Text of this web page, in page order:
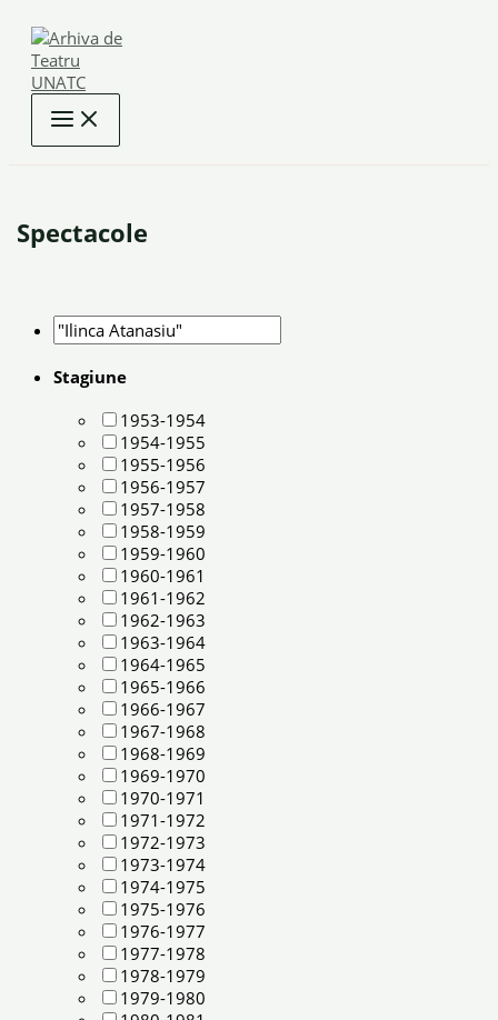
content
Spectacole
Stagiune
1953-1954
1954-1955
1955-1956
1956-1957
1957-1958
1958-1959
1959-1960
1960-1961
1961-1962
1962-1963
1963-1964
1964-1965
1965-1966
1966-1967
1967-1968
1968-1969
1969-1970
1970-1971
1971-1972
1972-1973
1973-1974
1974-1975
1975-1976
1976-1977
1977-1978
1978-1979
1979-1980